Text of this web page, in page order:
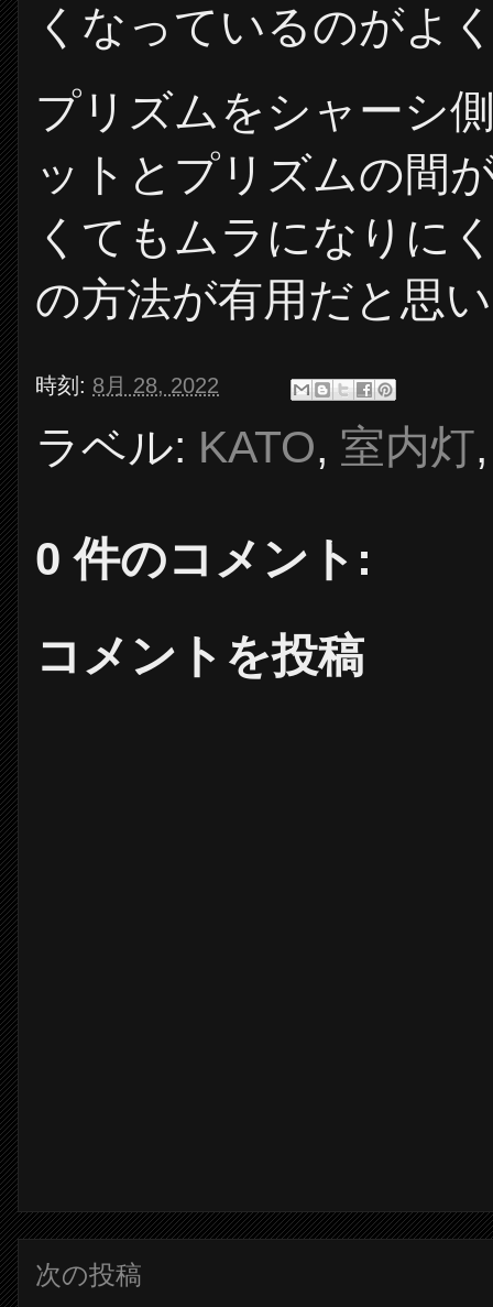
くなっているのがよ
プリズムをシャーシ
ットとプリズムの間
くてもムラになりに
の方法が有用だと思
時刻: 8月 28, 2022
ラベル: KATO, 室内灯
0 件のコメント:
コメントを投稿
次の投稿